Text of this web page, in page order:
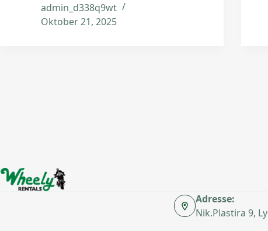
admin_d338q9wt
Oktober 21, 2025
Adresse:
Nik.Plastira 9,